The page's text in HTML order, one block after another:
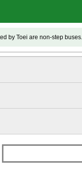
by Toei are non-step buses.